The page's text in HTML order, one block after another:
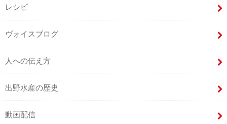
レシピ
ヴォイスブログ
人への伝え方
出野水産の歴史
動画配信